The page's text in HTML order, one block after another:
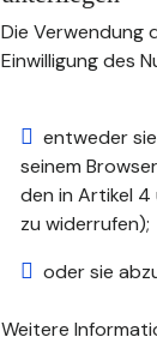
Die Verwendung
Einwilligung des
entweder
seinem
den in Artikel
zu widerrufen);
oder sie
Weitere